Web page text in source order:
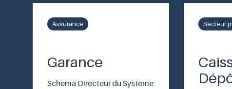
Assurance
Garance
Schéma Directeur du Système
Secteur